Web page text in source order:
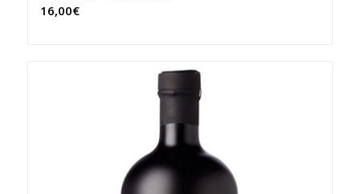
16,00€